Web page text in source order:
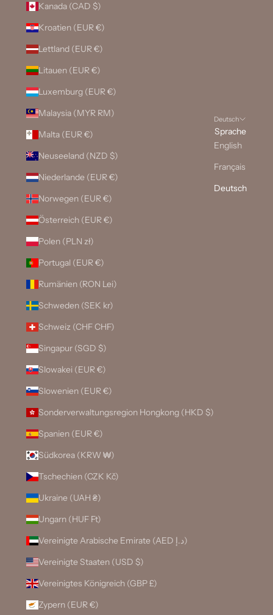
Kanada (CAD $)
Kroatien (EUR €)
Lettland (EUR €)
Litauen (EUR €)
Luxemburg (EUR €)
Malaysia (MYR RM)
Malta (EUR €)
Neuseeland (NZD $)
Niederlande (EUR €)
Norwegen (EUR €)
Österreich (EUR €)
Polen (PLN zł)
Portugal (EUR €)
Rumänien (RON Lei)
Schweden (SEK kr)
Schweiz (CHF CHF)
Singapur (SGD $)
Slowakei (EUR €)
Slowenien (EUR €)
Sonderverwaltungsregion Hongkong (HKD $)
Spanien (EUR €)
Südkorea (KRW ₩)
Tschechien (CZK Kč)
Ukraine (UAH ₴)
Ungarn (HUF Ft)
Vereinigte Arabische Emirate (AED د.إ)
Vereinigte Staaten (USD $)
Vereinigtes Königreich (GBP £)
Zypern (EUR €)
Deutsch
Sprache
English
Français
Deutsch